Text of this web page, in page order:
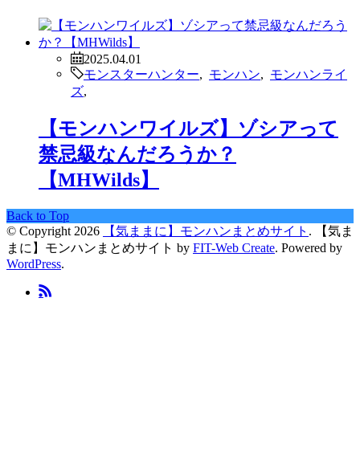
2025.04.01
モンスターハンター
モンハン
モンハンライ
ズ
【モンハンワイルズ】ゾシアって
禁忌級なんだろうか？
【MHWilds】
Back to Top
© Copyright 2026
【気ままに】モンハンまとめサイト .
【気ま
まに】モンハンまとめサイト by FIT-Web Create. Powered by
WordPress.